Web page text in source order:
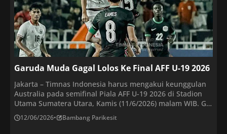
Garuda Muda Gagal Lolos Ke Final AFF U-19 2026
Jakarta – Timnas Indonesia harus mengakui keunggulan
Australia pada semifinal Piala AFF U-19 2026 di Stadion
Utama Sumatera Utara, Kamis (11/6/2026) malam WIB. Gol
Marcus Neil pada menit ke-89 jadi pembeda pada
pertandingan ini. Hasil tersebut membuat Indonesia
12/06/2026• Bambang Parikesit